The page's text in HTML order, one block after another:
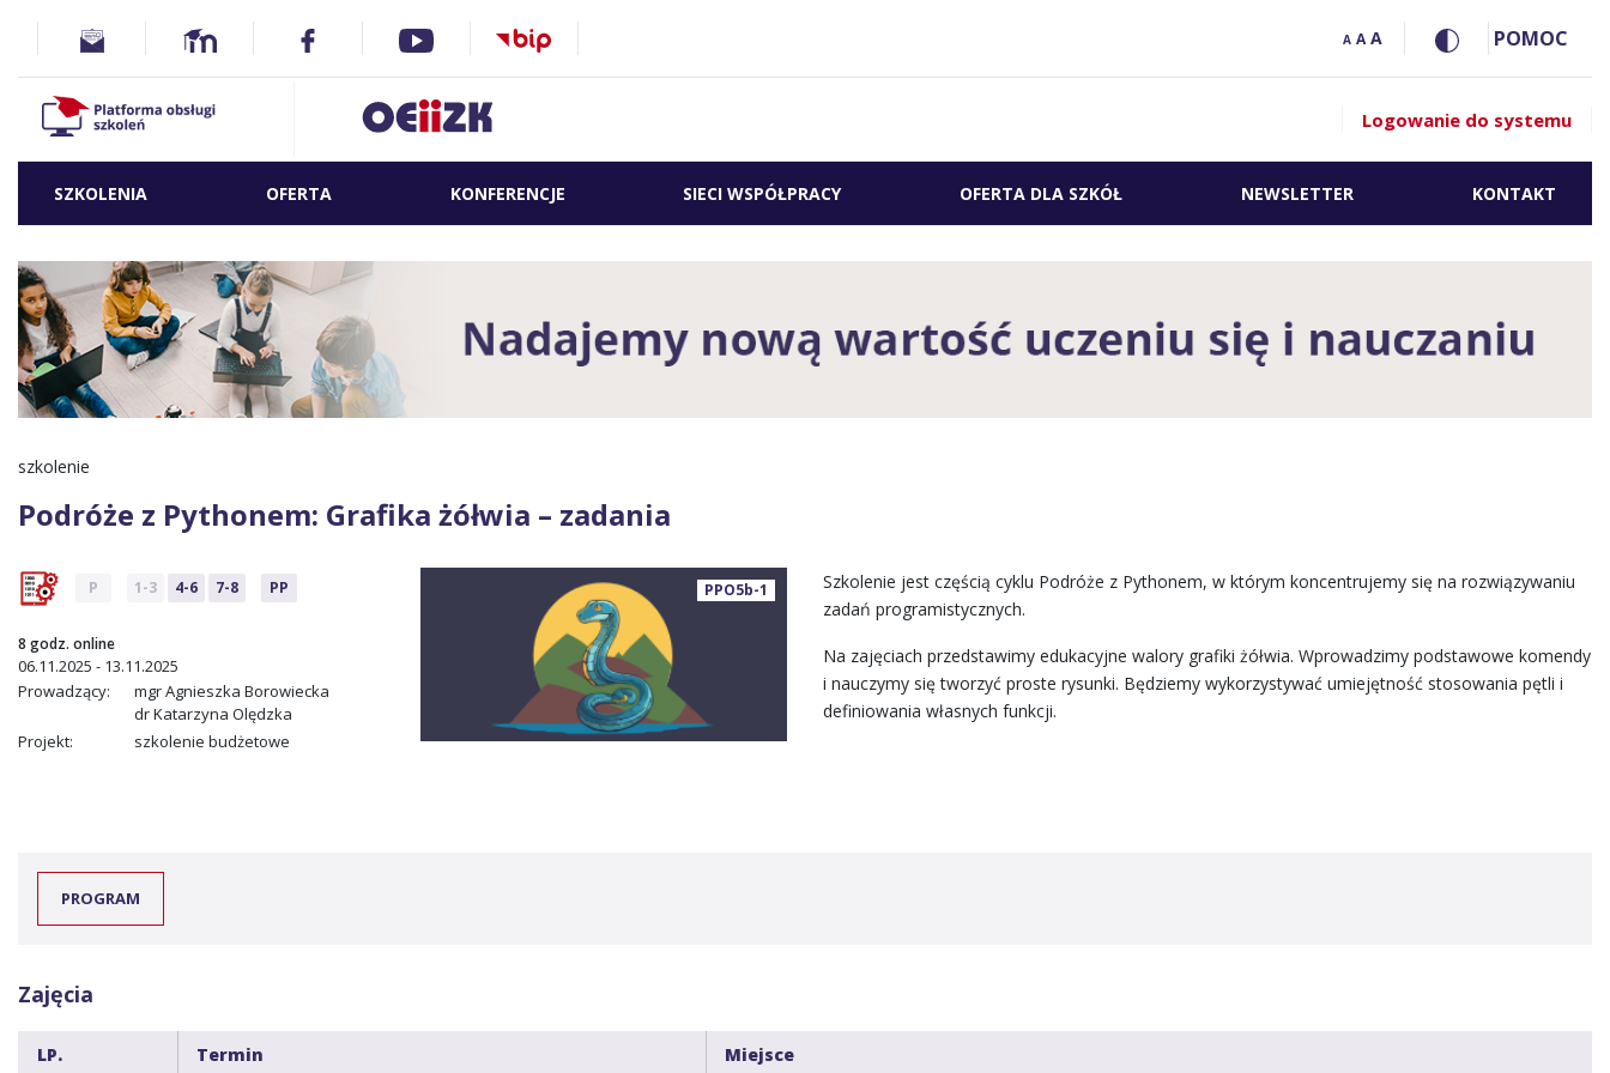
A A A POMOC
Logowanie do systemu
SZKOLENIA OFERTA KONFERENCJE SIECI WSPÓŁPRACY OFERTA DLA SZKÓŁ NEWSLETTER KONTAKT
szkolenie
Podróże z Pythonem: Grafika żółwia – zadania
P 1-3 4-6 7-8 PP
8 godz. online
06.11.2025 - 13.11.2025
Prowadzący:
mgr Agnieszka Borowiecka
dr Katarzyna Olędzka
Projekt:
szkolenie budżetowe
PPO5b-1
Szkolenie jest częścią cyklu Podróże z Pythonem, w którym koncentrujemy się na rozwiązywaniu
zadań programistycznych.
Na zajęciach przedstawimy edukacyjne walory grafiki żółwia. Wprowadzimy podstawowe komendy
i nauczymy się tworzyć proste rysunki. Będziemy wykorzystywać umiejętność stosowania pętli i
definiowania własnych funkcji.
PROGRAM
Zajęcia
LP. Termin Miejsce